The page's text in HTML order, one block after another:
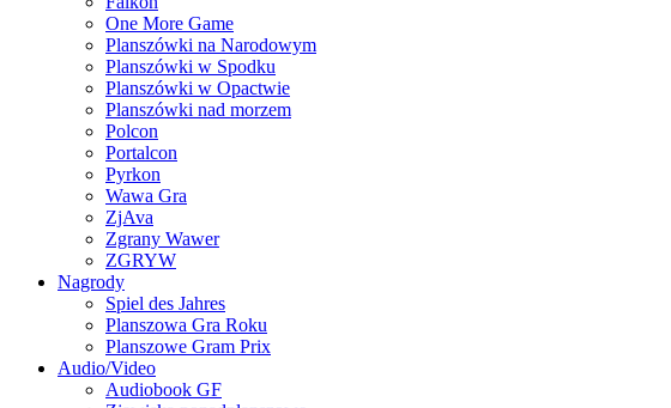
One More Game
Planszówki na Narodowym
Planszówki w Spodku
Planszówki w Opactwie
Planszówki nad morzem
Polcon
Portalcon
Pyrkon
Wawa Gra
ZjAva
Zgrany Wawer
ZGRYW
Nagrody
Spiel des Jahres
Planszowa Gra Roku
Planszowe Gram Prix
Audio/Video
Audiobook GF